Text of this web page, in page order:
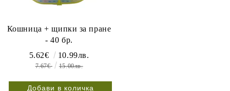
Кошница + щипки за пране
- 40 бр.
5.62€ 10.99лв.
7.67€ 15.00лв.